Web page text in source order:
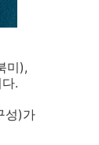
미),
.
성)가